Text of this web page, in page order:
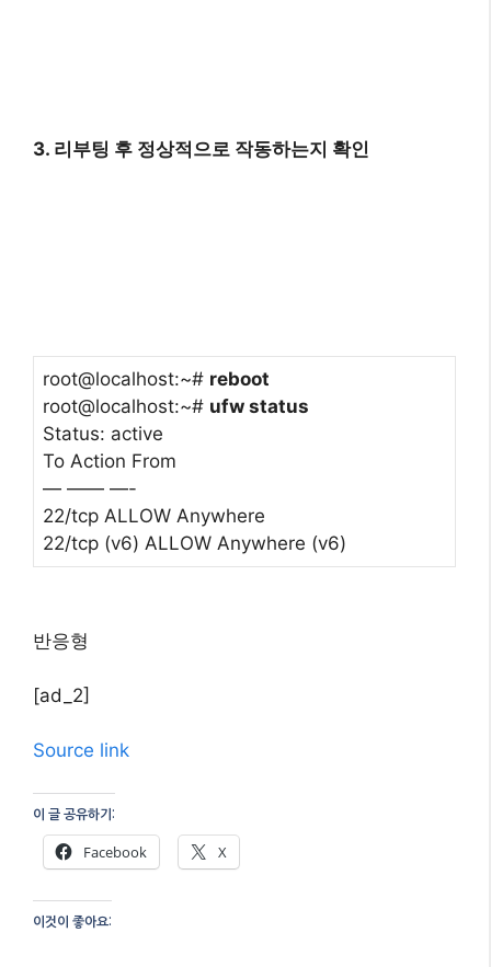
3. 리부팅 후 정상적으로 작동하는지 확인
root@localhost:~# reboot
root@localhost:~# ufw status
Status: active
To Action From
— —— —-
22/tcp ALLOW Anywhere
22/tcp (v6) ALLOW Anywhere (v6)
반응형
[ad_2]
Source link
이 글 공유하기:
Facebook X
이것이 좋아요: